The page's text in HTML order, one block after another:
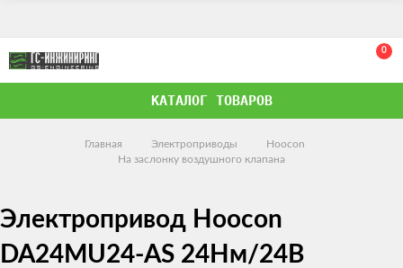
0
КАТАЛОГ ТОВАРОВ
Главная Электроприводы
Hoocon
На заслонку воздушного клапана
Электропривод Hoocon
DA24MU24-AS 24Нм/24В